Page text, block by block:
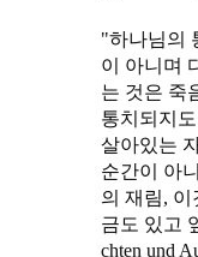
"하나님의
이 아니며
는 것은 죽
통치되지
살아있는
순간이 아
의 재림,
금도 있고
chten und